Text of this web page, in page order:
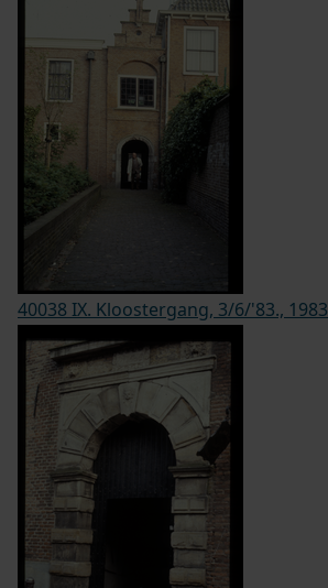
40038 IX. Kloostergang, 3/6/'83., 1983